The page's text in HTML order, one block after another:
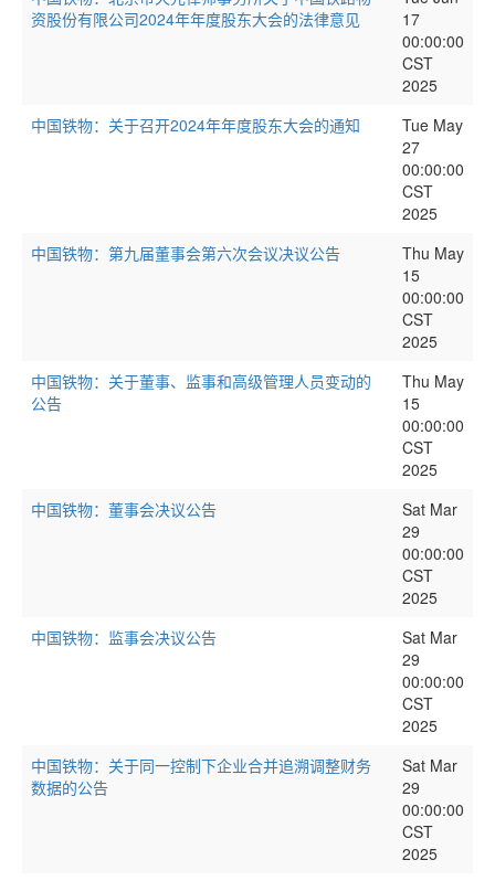
资股份有限公司2024年年度股东大会的法律意见
17
00:00:00
CST
2025
中国铁物：关于召开2024年年度股东大会的通知
Tue May
27
00:00:00
CST
2025
中国铁物：第九届董事会第六次会议决议公告
Thu May
15
00:00:00
CST
2025
中国铁物：关于董事、监事和高级管理人员变动的
公告
Thu May
15
00:00:00
CST
2025
中国铁物：董事会决议公告
Sat Mar
29
00:00:00
CST
2025
中国铁物：监事会决议公告
Sat Mar
29
00:00:00
CST
2025
中国铁物：关于同一控制下企业合并追溯调整财务
数据的公告
Sat Mar
29
00:00:00
CST
2025